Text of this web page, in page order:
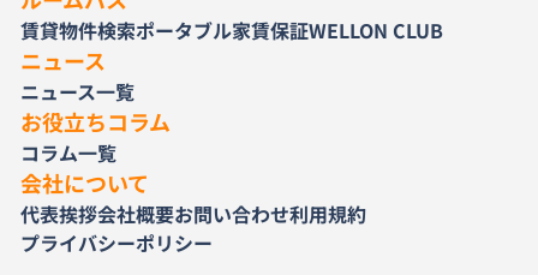
賃貸物件検索ポータブル家賃保証WELLON CLUB
ニュース
ニュース一覧
お役立ちコラム
コラム一覧
会社について
代表挨拶会社概要お問い合わせ利用規約
プライバシーポリシー